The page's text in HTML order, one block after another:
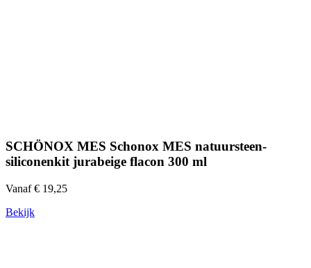
SCHÖNOX MES Schonox MES natuursteen-
siliconenkit jurabeige flacon 300 ml
Vanaf € 19,25
Bekijk